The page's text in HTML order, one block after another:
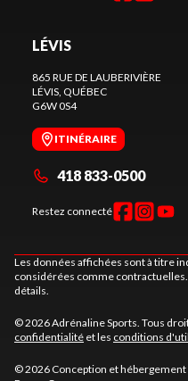
LÉVIS
865 RUE DE LAUBERIVIÈRE
LÉVIS, QUÉBEC
G6W 0S4
ITINÉRAIRE
418 833-0500
Restez connecté
Les données affichées sont à titre
considérées comme
détails.
© 2026 Adrénaline Sports. Tous
confidentialité et les conditions
© 2026 Conception et hébergement